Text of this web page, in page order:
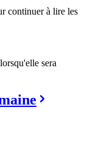
continuer à lire les
sera